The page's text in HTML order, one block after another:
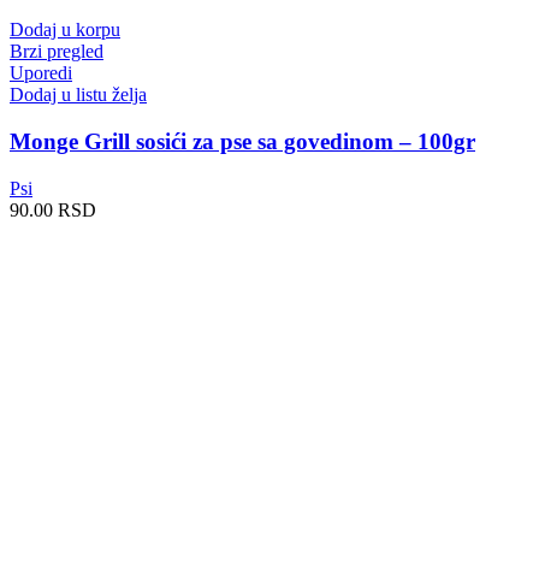
Dodaj u korpu
Brzi pregled
Uporedi
Dodaj u listu želja
Monge Grill sosići za pse sa govedinom – 100gr
Psi
90.00 RSD